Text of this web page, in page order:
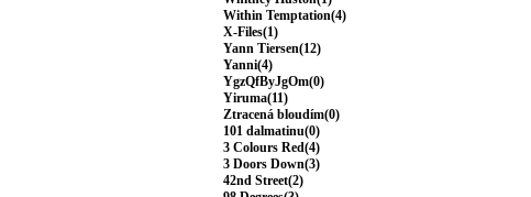
Within Temptation(4)
X-Files(1)
Yann Tiersen(12)
Yanni(4)
YgzQfByJgOm(0)
Yiruma(11)
Ztracená bloudím(0)
101 dalmatinu(0)
3 Colours Red(4)
3 Doors Down(3)
42nd Street(2)